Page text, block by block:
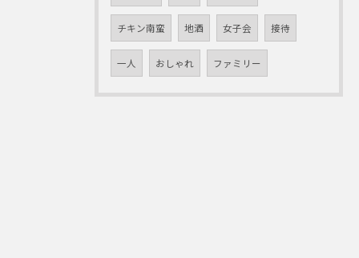
チキン南蛮 地酒 女子会 接待
一人 おしゃれ ファミリー